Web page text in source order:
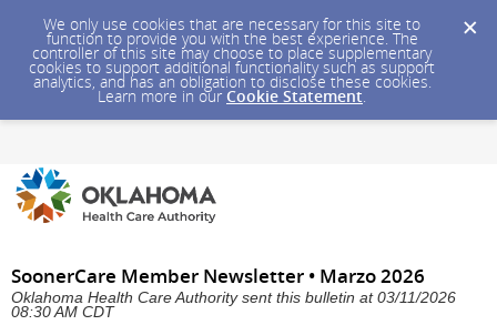
We only use cookies that are necessary for this site to
function to provide you with the best experience. The
controller of this site may choose to place supplementary
cookies to support additional functionality such as support
analytics, and has an obligation to disclose these cookies.
Learn more in our Cookie Statement.
SoonerCare Member Newsletter • Marzo 2026
Oklahoma Health Care Authority sent this bulletin at 03/11/2026
08:30 AM CDT